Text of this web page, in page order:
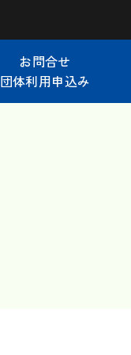
お問合せ
団体利用申込み